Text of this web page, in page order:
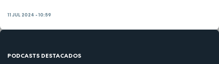
11 JUL 2024 - 10:59
PODCASTS DESTACADOS